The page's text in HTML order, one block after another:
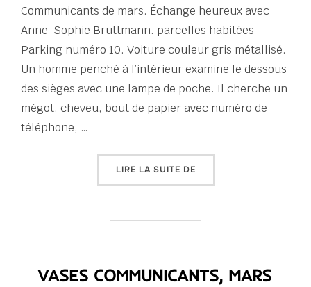
Communicants de mars. Échange heureux avec
Anne-Sophie Bruttmann. parcelles habitées
Parking numéro 10. Voiture couleur gris métallisé.
Un homme penché à l’intérieur examine le dessous
des sièges avec une lampe de poche. Il cherche un
mégot, cheveu, bout de papier avec numéro de
téléphone, …
LIRE LA SUITE DE« PARCELLES
VASES COMMUNICANTS, MARS